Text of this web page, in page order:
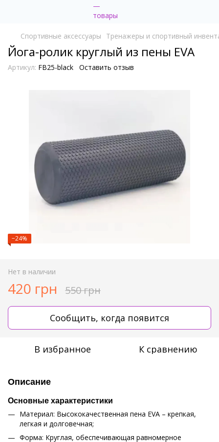
Cпортивные аксессуары Тренажеры и спортивный
Йога-ролик круглый из пены EVA
Артикул: FB25-black Оставить отзыв
−24%
Нет в наличии
420 грн 550 грн
Сообщить, когда появится
В избранное К сравнению
Описание
Основные характеристики
Материал: Высококачественная пена EVA – крепкая,
легкая и долговечная;
Форма: Круглая, обеспечивающая равномерное